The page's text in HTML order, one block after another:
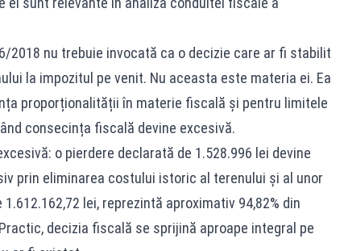
2018 nu trebuie invocată ca o decizie care ar fi stabilit
la impozitul pe venit. Nu aceasta este materia ei. Ea
proporționalității în materie fiscală și pentru limitele
consecința fiscală devine excesivă.
o pierdere declarată de 1.528.996 lei devine
prin eliminarea costului istoric al terenului și al unor
lei, reprezintă aproximativ 94,82% din
decizia fiscală se sprijină aproape integral pe